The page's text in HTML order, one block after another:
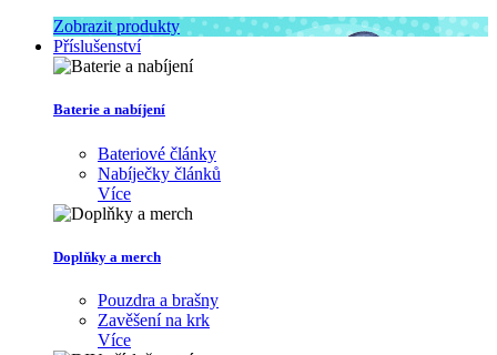
Zobrazit produkty
Příslušenství
Baterie a nabíjení
Bateriové články
Nabíječky článků
Více
Doplňky a merch
Pouzdra a brašny
Zavěšení na krk
Více